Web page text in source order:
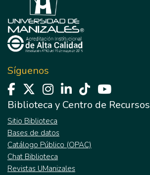
Síguenos
Biblioteca y Centro de Recursos
Sitio Biblioteca
Bases de datos
Catálogo Público (OPAC)
Chat Biblioteca
Revistas UManizales